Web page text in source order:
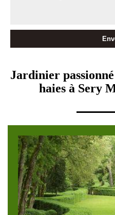
Jardinier
haies à Sery